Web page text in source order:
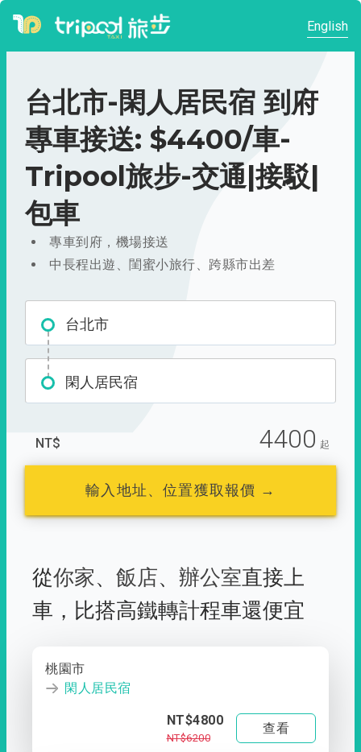
English
台北市-閑人居民宿 到府
專車接送: $4400/車-
Tripool旅步-交通|接駁|
包車
專車到府，機場接送
中長程出遊、閨蜜小旅行、跨縣市出差
台北市
閑人居民宿
NT$ 4400 起
輸入地址、位置獲取報價 →
從你家、 飯店、 辦公室直接上
車， 比搭高鐵轉計程車還便宜
桃園市
閑人居民宿
NT$4800
NT$6200
查看